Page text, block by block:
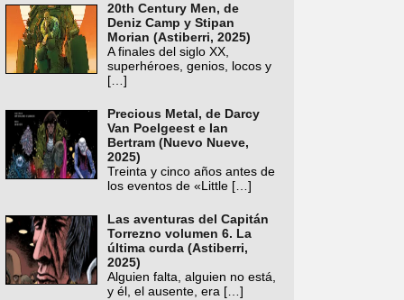
20th Century Men, de
Deniz Camp y Stipan
Morian (Astiberri, 2025)
A finales del siglo XX,
superhéroes, genios, locos y
[…]
Precious Metal, de Darcy
Van Poelgeest e Ian
Bertram (Nuevo Nueve,
2025)
Treinta y cinco años antes de
los eventos de «Little […]
Las aventuras del Capitán
Torrezno volumen 6. La
última curda (Astiberri,
2025)
Alguien falta, alguien no está,
y él, el ausente, era […]